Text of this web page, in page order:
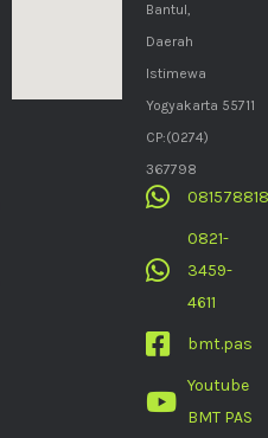
Bantul,
Daerah
Istimewa
Yogyakarta 55711
CP:(0274)
367798
0821-
3459-
4611
bmt.pas
Youtube
BMT PAS